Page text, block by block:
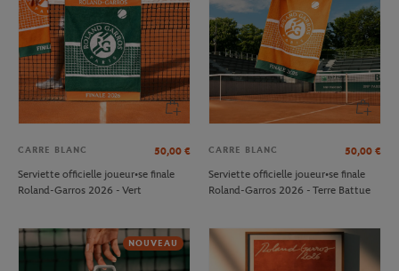
CARRE BLANC 50,00 €
Serviette officielle joueur•se finale
Roland-Garros 2026 - Vert
CARRE BLANC 50,00 €
Serviette officielle joueur•se finale
Roland-Garros 2026 - Terre Battue
NOUVEAU